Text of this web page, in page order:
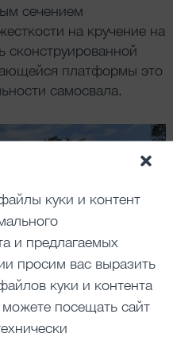
куки и контент
и предлагаемых
просим вас выразить
куки и контента
посещать сайт
сечением
на кручение на
сконструированной
платформы это
самосвала.
проверенная в